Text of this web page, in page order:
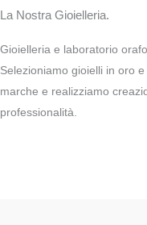
La Nostra Gioielleria.
Gioielleria e laboratorio
Selezioniamo gioielli in oro
marche e realizziamo
professionalità.